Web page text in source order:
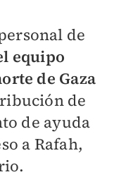
de
equipo
de Gaza
de
de ayuda
a Rafah,